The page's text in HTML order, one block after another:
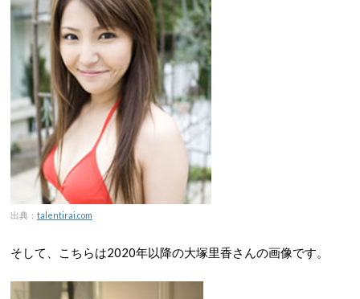
出典： talentirai.com
そして、こちらは2020年以降の大塚里香さんの画像です。